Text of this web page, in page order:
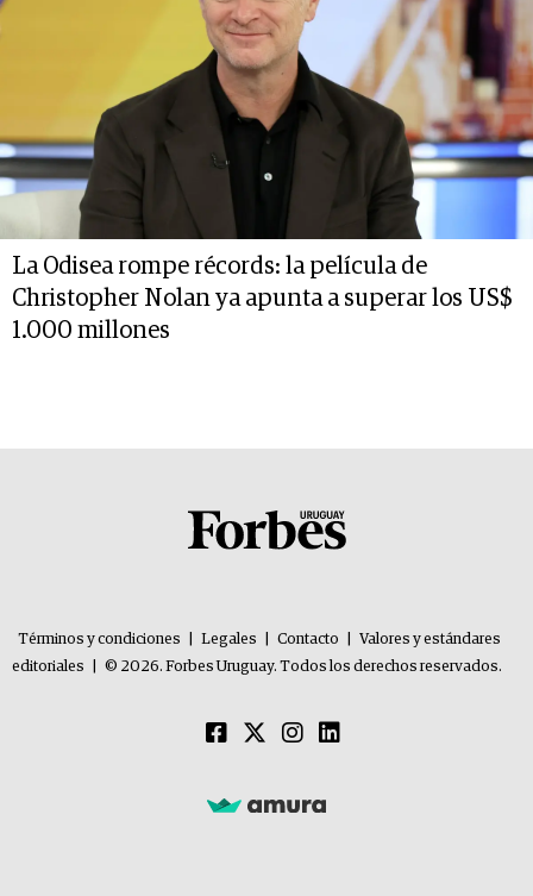
La Odisea rompe récords: la película de
Christopher Nolan ya apunta a superar los US$
1.000 millones
Términos y condiciones Legales Contacto
Valores y estándares
editoriales
© 2026. Forbes Uruguay. Todos los derechos reservados.